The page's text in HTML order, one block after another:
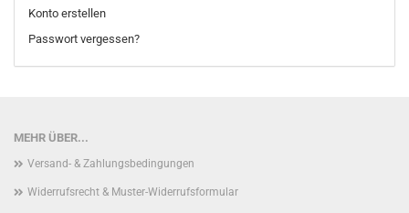
Konto erstellen
Passwort vergessen?
MEHR ÜBER...
Versand- & Zahlungsbedingungen
Widerrufsrecht & Muster-Widerrufsformular